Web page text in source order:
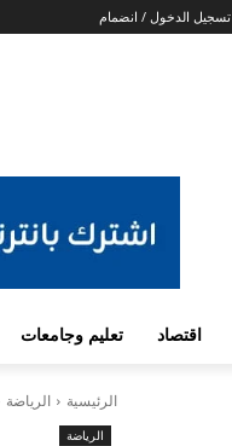
تسجيل الدخول / انضمام
اقتصاد تعليم وجامعات
الرئيسية الرياضة
الرياضة